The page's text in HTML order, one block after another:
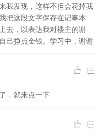
我发现，这样不但会花掉我
把这段文字保存在记事本
去，以表达我对楼主的谢
己挣点金钱。学习中，谢谢
，就来点一下